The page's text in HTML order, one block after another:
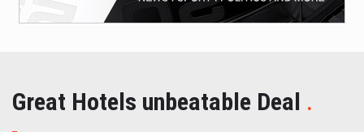
Great Hotels unbeatable Deal .